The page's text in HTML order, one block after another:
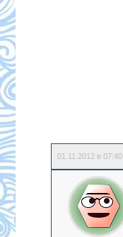
01.11.2012 в 07:40